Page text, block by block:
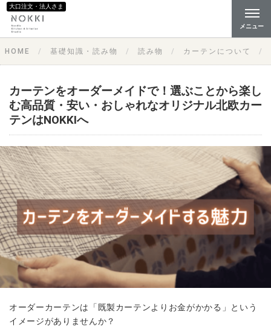
大口注文・法人さま
メニュー
HOME 基礎知識・読み物 読み物 カーテンについて
カーテンをオーダーメイドで！選ぶことから楽し
む高品質・安い・おしゃれなオリジナル北欧カー
テンはNOKKIへ
オーダーカーテンは「既製カーテンよりお金がかかる」という
イメージがありませんか？